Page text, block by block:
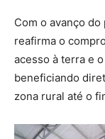
Com o avanço
reafirma o
acesso à terra e
beneficiando
zona rural até o